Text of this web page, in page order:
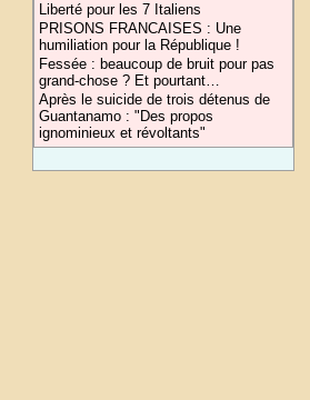
Liberté pour les 7 Italiens
PRISONS FRANCAISES : Une
humiliation pour la République !
Fessée : beaucoup de bruit pour pas
grand-chose ? Et pourtant…
Après le suicide de trois détenus de
Guantanamo : "Des propos
ignominieux et révoltants"